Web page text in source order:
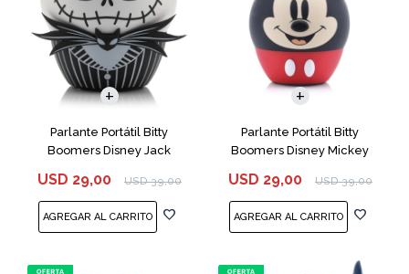
Parlante Portátil Bitty
Boomers Disney Jack
USD 29,00 USD 39,00
Parlante Portátil Bitty
Boomers Disney Mickey
USD 29,00 USD 39,00